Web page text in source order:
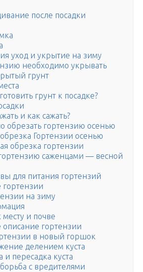
после посадки
уход и укрытие на зиму
необходимо укрывать
грунт
грунт к посадке?
и как сажать?
обрезать гортензию осенью
Гортензии осенью
обрезка гортензии
гортензию саженцами — весной
для питания гортензий
на зиму
и почве
описание гортензии
в новый горшок
делением куста
и пересадка куста
с вредителями